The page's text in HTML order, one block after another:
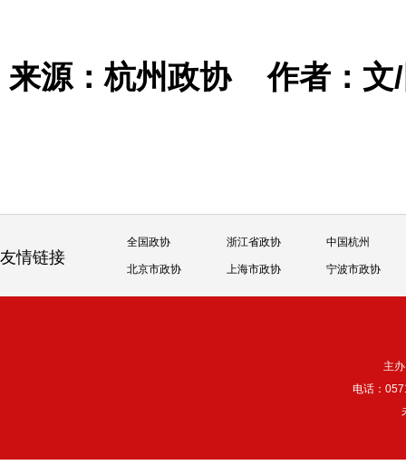
来源：杭州政协作者：
友情链接
全国政协 浙江省政协 中国杭州
北京市政协 上海市政协 宁波市政协
主
电话：